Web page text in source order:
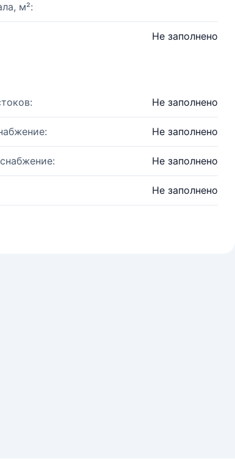
м²:
Не заполнено
Не заполнено
Не заполнено
Не заполнено
Не заполнено